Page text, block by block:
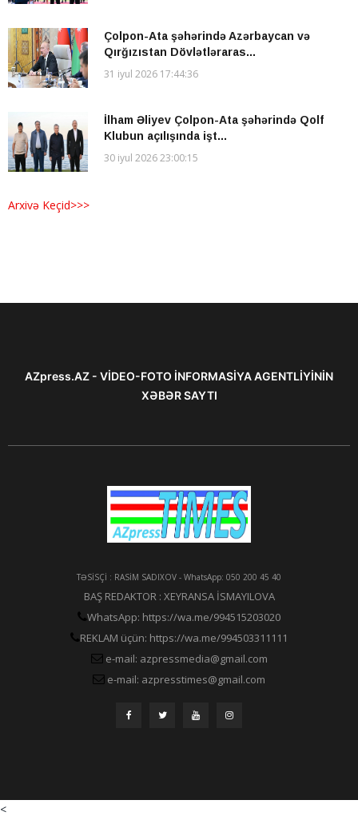
Çolpon-Ata şəhərində Azərbaycan və
Qırğızıstan Dövlətləraras...
31 iyul 2026 17:44:36
İlham Əliyev Çolpon-Ata şəhərində Qolf
Klubun açılışında işt...
30 iyul 2026 23:00:15
Arxivə Keçid>>>
AZpress.AZ - VİDEO-FOTO İNFORMASİYA AGENTLİYİNİN
XƏBƏR SAYTI
TƏSİSÇİ : RASİM SADIXOV - WhatsApp: 050 200 45 40
BAŞ REDAKTOR : XEYRANSA İSMAYILOVA
WhatsApp: https://wa.me/994515203020
REKLAM üçün: https://wa.me/994503311111
e-mail: azpressmedia@gmail.com
e-mail: azpresstimes@gmail.com
<